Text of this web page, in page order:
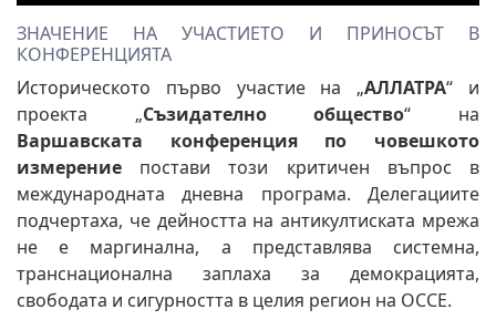
ЗНАЧЕНИЕ НА УЧАСТИЕТО И ПРИНОСЪТ В
КОНФЕРЕНЦИЯТА
Историческото първо участие на „АЛЛАТРА“ и
проекта „Съзидателно общество“ на
Варшавската конференция по човешкото
измерение постави този критичен въпрос в
международната дневна програма. Делегациите
подчертаха, че дейността на антикултиската мрежа
не е маргинална, а представлява системна,
транснационална заплаха за демокрацията,
свободата и сигурността в целия регион на ОССЕ.